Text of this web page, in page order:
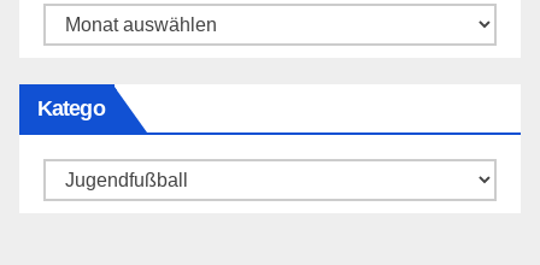
Archiv
Katego
Katego